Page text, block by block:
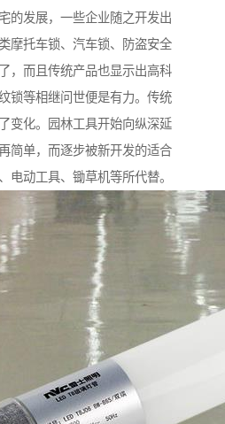
的发展，一些企业随之开发出
摩托车锁、汽车锁、防盗安全
，而且传统产品也显示出高科
锁等相继问世便是有力。传统
变化。园林工具开始向纵深延
简单，而逐步被新开发的适合
电动工具、锄草机等所代替。